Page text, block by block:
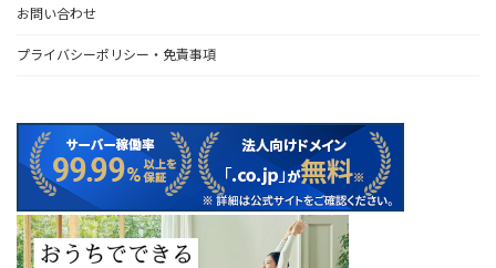
お問い合わせ
プライバシーポリシー・免責事項